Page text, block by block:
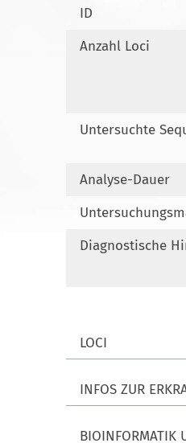
ID
Anzahl Loci
Untersuchte
Analyse-Dauer
Diagnostische
LOCI
INFOS ZUR
BIOINFORMATIK